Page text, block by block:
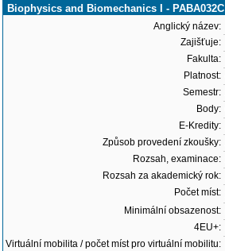
Biophysics and Biomechanics I - PABA032C
Anglický název:
Zajišťuje:
Fakulta:
Platnost:
Semestr:
Body:
E-Kredity:
Způsob provedení zkoušky:
Rozsah, examinace:
Rozsah za akademický rok:
Počet míst:
Minimální obsazenost:
4EU+:
Virtuální mobilita / počet míst pro virtuální mobilitu: